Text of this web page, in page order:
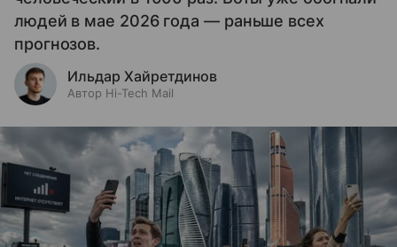
людей в мае 2026 года — раньше всех
прогнозов.
Ильдар Хайретдинов
Автор Hi-Tech Mail